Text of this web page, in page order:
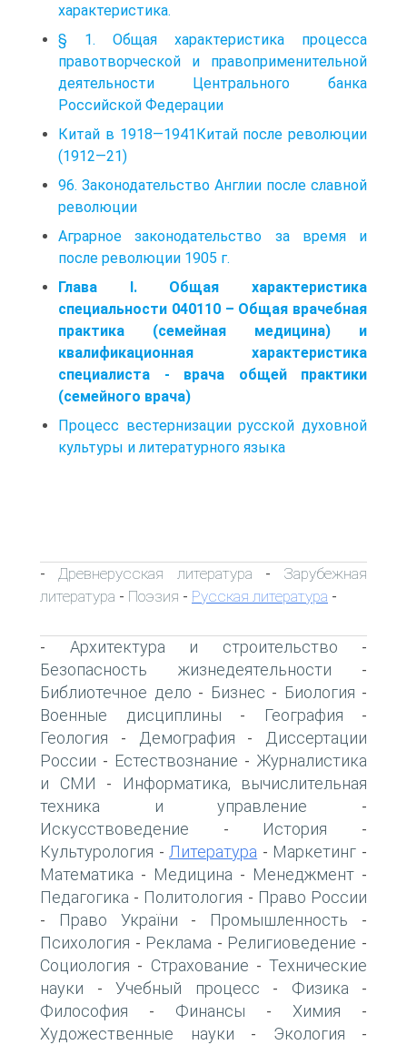
характеристика.
§ 1. Общая характеристика процесса
правотворческой и правоприменительной
деятельности Центрального банка
Российской Федерации
Китай в 1918—1941Китай после революции
(1912—21)
96. Законодательство Англии после славной
революции
Аграрное законодательство за время и
после революции 1905 г.
Глава I. Общая характеристика
специальности 040110 – Общая врачебная
практика (семейная медицина) и
квалификационная характеристика
специалиста - врача общей практики
(семейного врача)
Процесс вестернизации русской духовной
культуры и литературного языка
- Древнерусская литература - Зарубежная
литература - Поэзия - Русская литература -
- Архитектура и строительство -
Безопасность жизнедеятельности -
Библиотечное дело - Бизнес - Биология -
Военные дисциплины - География -
Геология - Демография -
Диссертации
России - Естествознание - Журналистика
и СМИ -
Информатика, вычислительная
техника и управление -
Искусствоведение - История -
Культурология - Литература - Маркетинг -
Математика - Медицина - Менеджмент -
Педагогика - Политология - Право России
- Право України - Промышленность -
Психология - Реклама - Религиоведение -
Социология - Страхование - Технические
науки - Учебный процесс - Физика -
Философия - Финансы - Химия -
Художественные науки - Экология -